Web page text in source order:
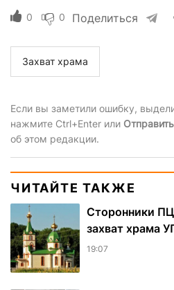
0 0 Поделиться
Захват храма
Если вы заметили ошибку,
нажмите Ctrl+Enter или
об этом редакции.
ЧИТАЙТЕ ТАКЖЕ
Сторонники
захват храма
19:07